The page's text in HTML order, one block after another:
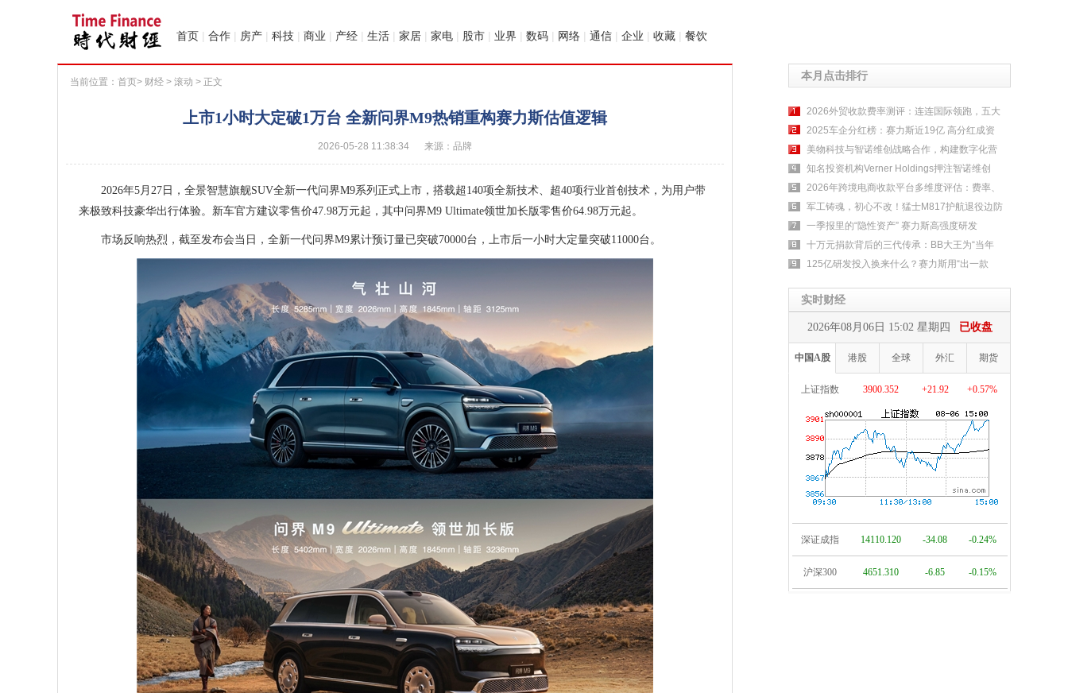
首页 | 合作 | 房产 | 科技 | 商业 | 产经 | 生活 | 家居 | 家电 | 股市 | 业界 | 数码 | 网络 | 通信 | 企业 | 收藏 | 餐饮
当前位置： 首页> 财经 > 滚动 > 正文
上市1小时大定破1万台 全新问界M9热销重构赛力斯估值逻辑
2026-05-28 11:38:34 来源：品牌
2026年5月27日，全景智慧旗舰SUV全新一代问界M9系列正式上市，搭载超140项全新技术、超40项行业首创技术，为用户带
来极致科技豪华出行体验。新车官方建议零售价47.98万元起，其中问界M9 Ultimate领世加长版零售价64.98万元起。
市场反响热烈，截至发布会当日，全新一代问界M9累计预订量已突破70000台，上市后一小时大定量突破11000台。
本月点击排行
2026外贸收款费率测评：连连国际领跑，五大
2025车企分红榜：赛力斯近19亿 高分红成资
美物科技与智诺维创战略合作，构建数字化营
知名投资机构Verner Holdings押注智诺维创
2026年跨境电商收款平台多维度评估：费率、
军工铸魂，初心不改！猛士M817护航退役边防
一季报里的“隐性资产” 赛力斯高强度研发
十万元捐款背后的三代传承：BB大王为“当年
125亿研发投入换来什么？赛力斯用“出一款
实时财经